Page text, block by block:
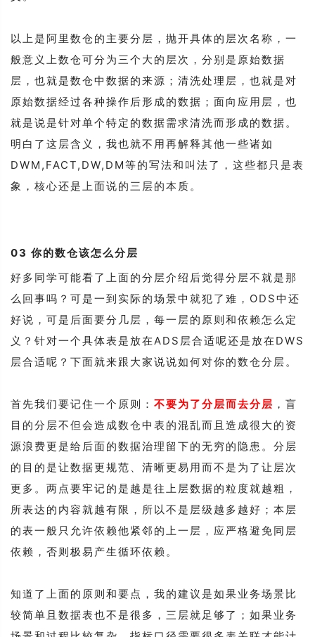
以上是阿里数仓的主要分层，抛开具体的层次名称，一
般意义上数仓可分为三个大的层次，分别是原始数据
层，也就是数仓中数据的来源；清洗处理层，也就是对
原始数据经过各种操作后形成的数据；面向应用层，也
就是说是针对单个特定的数据需求清洗而形成的数据。
明白了这层含义，我也就不用再解释其他一些诸如
DWM,FACT,DW,DM等的写法和叫法了，这些都只是表
象，核心还是上面说的三层的本质。
03 你的数仓该怎么分层
好多同学可能看了上面的分层介绍后觉得分层不就是那
么回事吗？可是一到实际的场景中就犯了难，ODS中还
好说，可是后面要分几层，每一层的原则和依赖怎么定
义？针对一个具体表是放在ADS层合适呢还是放在DWS
层合适呢？下面就来跟大家说说如何对你的数仓分层。
首先我们要记住一个原则： 不要为了分层而去分层 ，盲
目的分层不但会造成数仓中表的混乱而且造成很大的资
源浪费更是给后面的数据治理留下的无穷的隐患。分层
的目的是让数据更规范、清晰更易用而不是为了让层次
更多。两点要牢记的是越是往上层数据的粒度就越粗，
所表达的内容就越有限，所以不是层级越多越好；本层
的表一般只允许依赖他紧邻的上一层，应严格避免同层
依赖，否则极易产生循环依赖。
知道了上面的原则和要点，我的建议是如果业务场景比
较简单且数据表也不是很多，三层就足够了；如果业务